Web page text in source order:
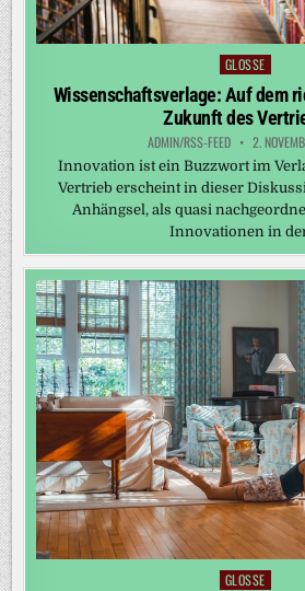
Posted
in
GLOSSE
Wissenschaftsverlage: Auf dem
Zukunft des
ADMIN/RSS-FEED 2.
Innovation ist ein Buzzwort im
Vertrieb erscheint in dieser
Anhängsel, als quasi
Innovationen in
Posted
GLOSSE